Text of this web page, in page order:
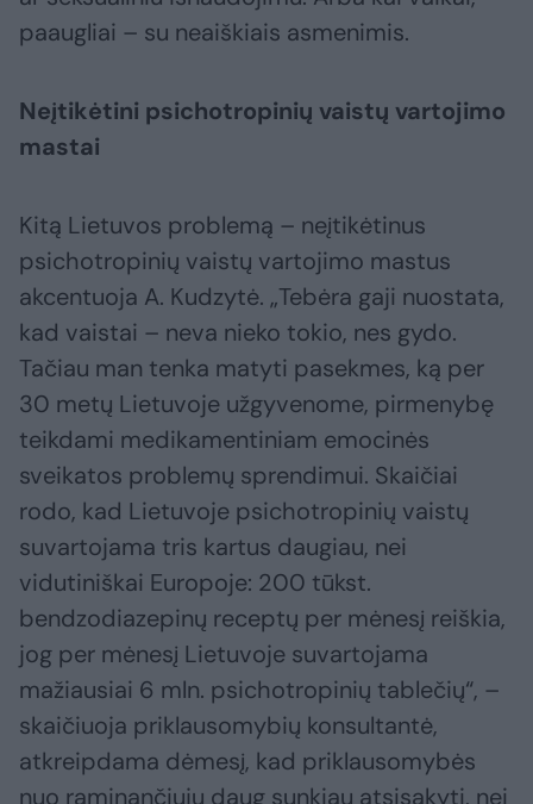
paaugliai – su neaiškiais asmenimis.
Neįtikėtini psichotropinių vaistų vartojimo
mastai
Kitą Lietuvos problemą – neįtikėtinus
psichotropinių vaistų vartojimo mastus
akcentuoja A. Kudzytė. „Tebėra gaji nuostata,
kad vaistai – neva nieko tokio, nes gydo.
Tačiau man tenka matyti pasekmes, ką per
30 metų Lietuvoje užgyvenome, pirmenybę
teikdami medikamentiniam emocinės
sveikatos problemų sprendimui. Skaičiai
rodo, kad Lietuvoje psichotropinių vaistų
suvartojama tris kartus daugiau, nei
vidutiniškai Europoje: 200 tūkst.
bendzodiazepinų receptų per mėnesį reiškia,
jog per mėnesį Lietuvoje suvartojama
mažiausiai 6 mln. psichotropinių tablečių“, –
skaičiuoja priklausomybių konsultantė,
atkreipdama dėmesį, kad priklausomybės
nuo raminančiųjų daug sunkiau atsisakyti, nei